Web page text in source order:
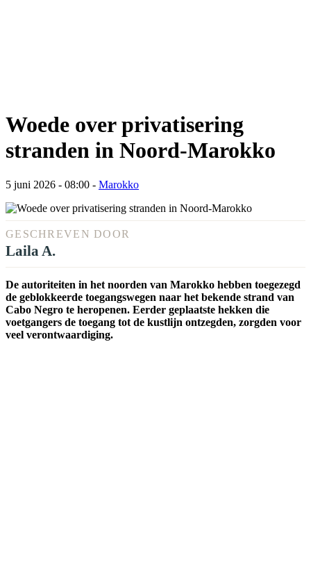
Woede over privatisering
stranden in Noord-Marokko
5 juni 2026 - 08:00 - Marokko
GESCHREVEN DOOR
Laila A.
De autoriteiten in het noorden van Marokko hebben toegezegd
de geblokkeerde toegangswegen naar het bekende strand van
Cabo Negro te heropenen. Eerder geplaatste hekken die
voetgangers de toegang tot de kustlijn ontzegden, zorgden voor
veel verontwaardiging.